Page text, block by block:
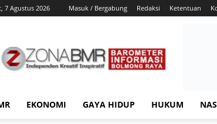
7 Agustus 2026 Masuk / Bergabung Redaksi Ketentuan
EKONOMI GAYA HIDUP HUKUM